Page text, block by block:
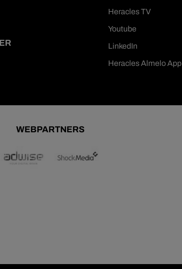
Heracles TV
Youtube
LinkedIn
Heracles Almelo App
WEBPARTNERS